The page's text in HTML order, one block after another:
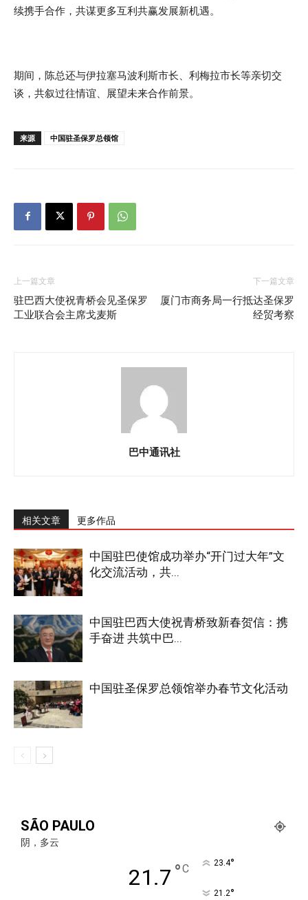
续携手合作，共谋更多互利共赢发展新机遇。
期间，陈总还与伊拉塞马波利斯市长、利梅拉市长等亲切交
谈，共叙过往情谊、展望未来合作前景。
来源 中国驻圣保罗总领馆
上一篇文章
驻巴西大使祝青桥会见圣保罗
工业联合会主席戈麦斯
下一篇文章
厦门市商务局一行抵达圣保罗
经贸考察
巴中通讯社
相关文章 更多作品
中国驻巴使馆成功举办“开门过大年”文
化交流活动，共...
中国驻巴西大使祝青桥致新春贺信：携
手奋进 共筑中巴...
中国驻圣保罗总领馆举办春节文化活动
SÃO PAULO
阴，多云
21.7 °C 23.4°
21.2°